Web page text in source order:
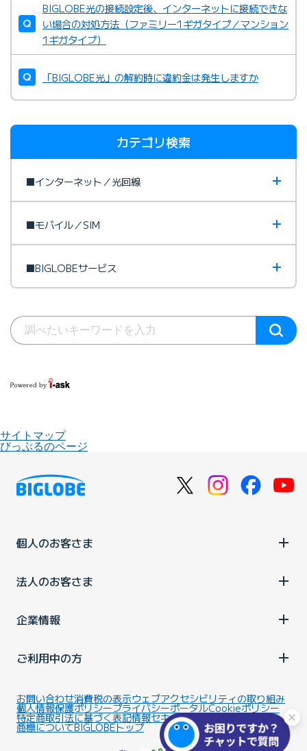
BIGLOBE光の接続設定後、インターネットに接続できな
い場合の対処方法（ファミリー1ギガタイプ／マンション
1ギガタイプ）
「BIGLOBE光」の解約時に違約金は発生しますか
カテゴリ検索
■インターネット／光回線
■モバイル／SIM
■BIGLOBEサービス
サイトマップ
びっぷるのページ
個人のお客さま
法人のお客さま
企業情報
ご利用中の方
お問い合わせ消費税の表示ウェブアクセシビリティの取り組み
個人情報保護ポリシープライバシーポータルCookieポリシー
特定商取引法に基づく表記情報セキュリティ基本方針
商標についてBIGLOBEトップ